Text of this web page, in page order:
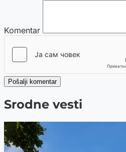
Komentar
Pošalji komentar
Srodne vesti